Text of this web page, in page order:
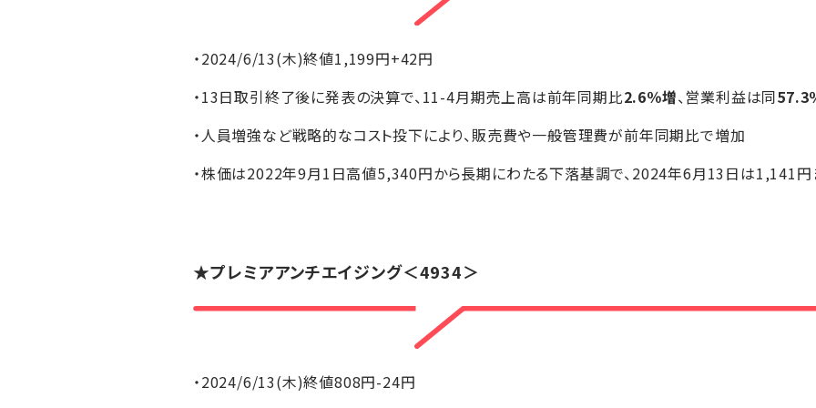
・2024/6/13(木)終値1,199円+42円
・13日取引終了後に発表の決算で、11-4月期売上高は前年同期比2.6％増、営業利益は同57.3
・人員増強など戦略的なコスト投下により、販売費や一般管理費が前年同期比で増加
・株価は2022年9月1日高値5,340円から長期にわたる下落基調で、2024年6月13日は1,141
★プレミアアンチエイジング＜4934＞
・2024/6/13(木)終値808円-24円